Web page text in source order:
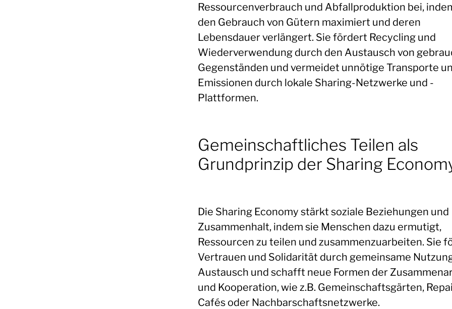
Ressourcenverbrauch und Abfallproduktion bei,
den Gebrauch von Gütern maximiert und deren
Lebensdauer verlängert. Sie fördert Recycling und
Wiederverwendung durch den Austausch von
Gegenständen und vermeidet unnötige Transporte
Emissionen durch lokale Sharing-Netzwerke und -
Plattformen.
Gemeinschaftliches Teilen als
Grundprinzip der Sharing
Die Sharing Economy stärkt soziale Beziehungen und
Zusammenhalt, indem sie Menschen dazu ermutigt,
Ressourcen zu teilen und zusammenzuarbeiten. Sie
Vertrauen und Solidarität durch gemeinsame
Austausch und schafft neue Formen der
und Kooperation, wie z.B. Gemeinschaftsgärten,
Cafés oder Nachbarschaftsnetzwerke.